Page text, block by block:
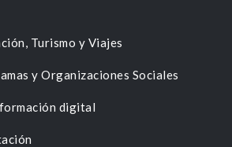
Turismo y Viajes
y Organizaciones Sociales
digital